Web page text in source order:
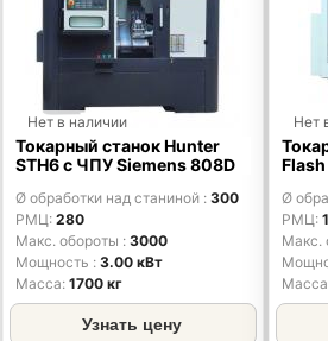
Нет в наличии
Токарный станок Hunter
STH6 с ЧПУ Siemens 808D
Ø обработки над станиной
300
РМЦ 280
Макс. обороты
3000
Мощность
3.00 кВт
Масса 1700 кг
Узнать цену
Нет
Ø
РМЦ
Макс.
Масса